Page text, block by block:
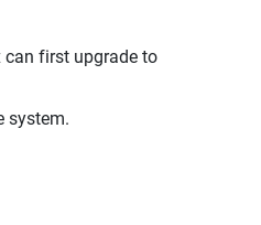
can first upgrade to
system.